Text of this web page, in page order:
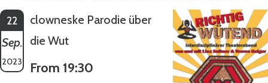
22
Sep.
2023
clowneske Parodie über
die Wut
From 19:30